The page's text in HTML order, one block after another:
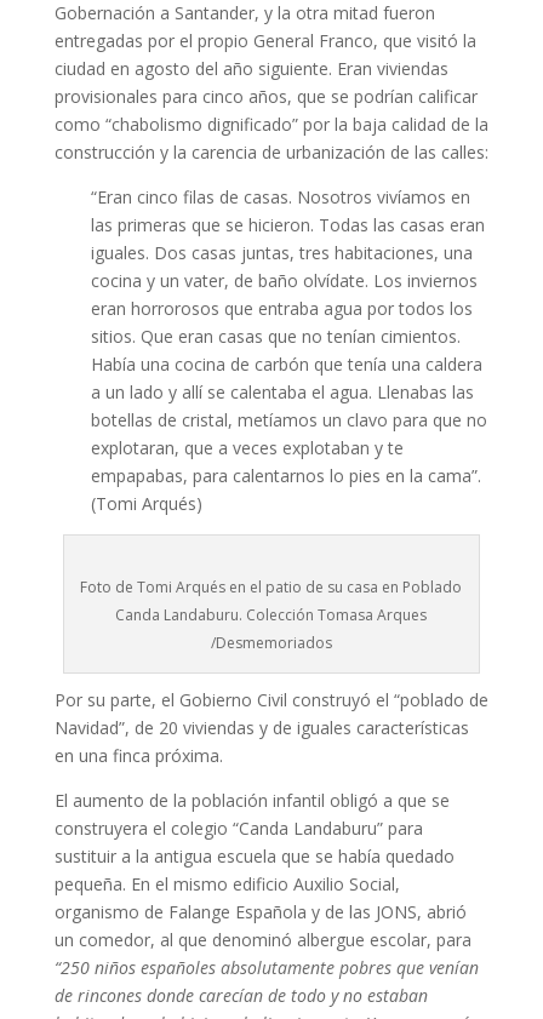
Gobernación a Santander, y la otra mitad fueron
entregadas por el propio General Franco, que visitó la
ciudad en agosto del año siguiente. Eran viviendas
provisionales para cinco años, que se podrían calificar
como “chabolismo dignificado” por la baja calidad de la
construcción y la carencia de urbanización de las calles:
“Eran cinco filas de casas. Nosotros vivíamos en
las primeras que se hicieron. Todas las casas eran
iguales. Dos casas juntas, tres habitaciones, una
cocina y un vater, de baño olvídate. Los inviernos
eran horrorosos que entraba agua por todos los
sitios. Que eran casas que no tenían cimientos.
Había una cocina de carbón que tenía una caldera
a un lado y allí se calentaba el agua. Llenabas las
botellas de cristal, metíamos un clavo para que no
explotaran, que a veces explotaban y te
empapabas, para calentarnos lo pies en la cama”.
(Tomi Arqués)
Foto de Tomi Arqués en el patio de su casa en Poblado
Canda Landaburu. Colección Tomasa Arques
/Desmemoriados
Por su parte, el Gobierno Civil construyó el “poblado de
Navidad”, de 20 viviendas y de iguales características
en una finca próxima.
El aumento de la población infantil obligó a que se
construyera el colegio “Canda Landaburu” para
sustituir a la antigua escuela que se había quedado
pequeña. En el mismo edificio Auxilio Social,
organismo de Falange Española y de las JONS, abrió
un comedor, al que denominó albergue escolar, para
“250 niños españoles absolutamente pobres que venían
de rincones donde carecían de todo y no estaban